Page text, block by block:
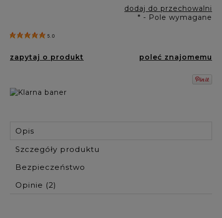
dodaj do przechowalni
* - Pole wymagane
5.0
zapytaj o produkt poleć znajomemu
Opis
Szczegóły produktu
Bezpieczeństwo
Opinie (2)